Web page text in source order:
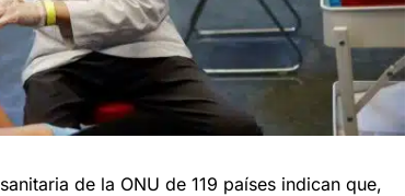
de la ONU de 119 países indican que,